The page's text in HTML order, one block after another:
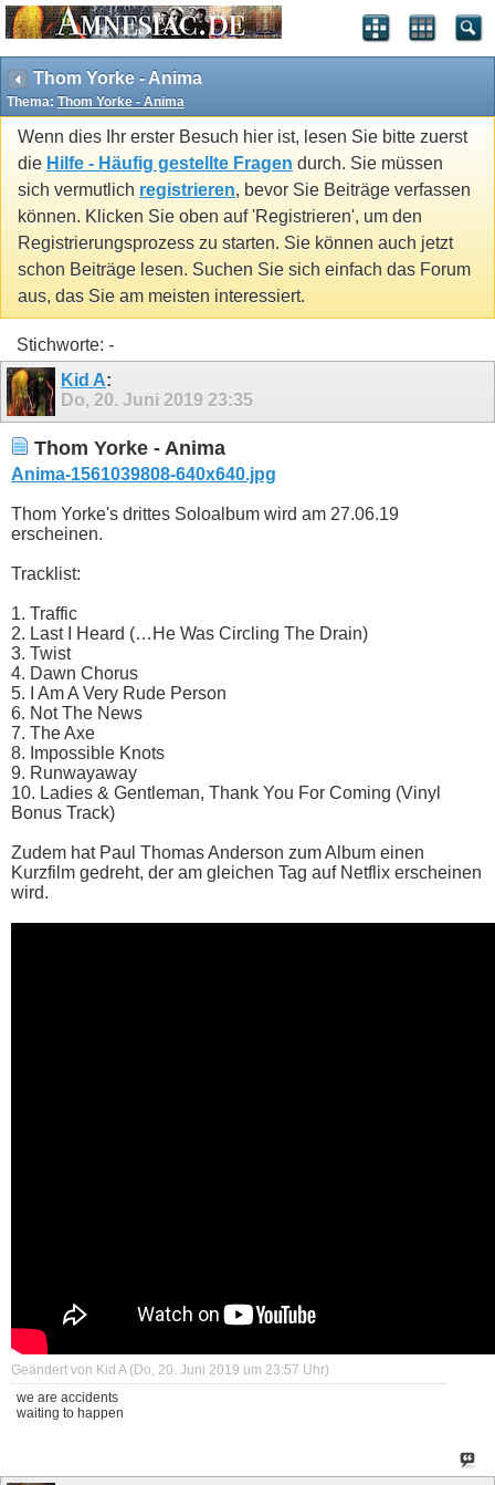
Thom Yorke - Anima
Thema: Thom Yorke - Anima
Wenn dies Ihr erster Besuch hier ist, lesen Sie bitte zuerst
die Hilfe - Häufig gestellte Fragen durch. Sie müssen
sich vermutlich registrieren, bevor Sie Beiträge verfassen
können. Klicken Sie oben auf 'Registrieren', um den
Registrierungsprozess zu starten. Sie können auch jetzt
schon Beiträge lesen. Suchen Sie sich einfach das Forum
aus, das Sie am meisten interessiert.
Stichworte: -
Kid A:
Do, 20. Juni 2019 23:35
Thom Yorke - Anima
Anima-1561039808-640x640.jpg
Thom Yorke's drittes Soloalbum wird am 27.06.19
erscheinen.
Tracklist:
1. Traffic
2. Last I Heard (…He Was Circling The Drain)
3. Twist
4. Dawn Chorus
5. I Am A Very Rude Person
6. Not The News
7. The Axe
8. Impossible Knots
9. Runwayaway
10. Ladies & Gentleman, Thank You For Coming (Vinyl
Bonus Track)
Zudem hat Paul Thomas Anderson zum Album einen
Kurzfilm gedreht, der am gleichen Tag auf Netflix erscheinen
wird.
Geändert von Kid A (Do, 20. Juni 2019 um 23:57 Uhr)
we are accidents
waiting to happen